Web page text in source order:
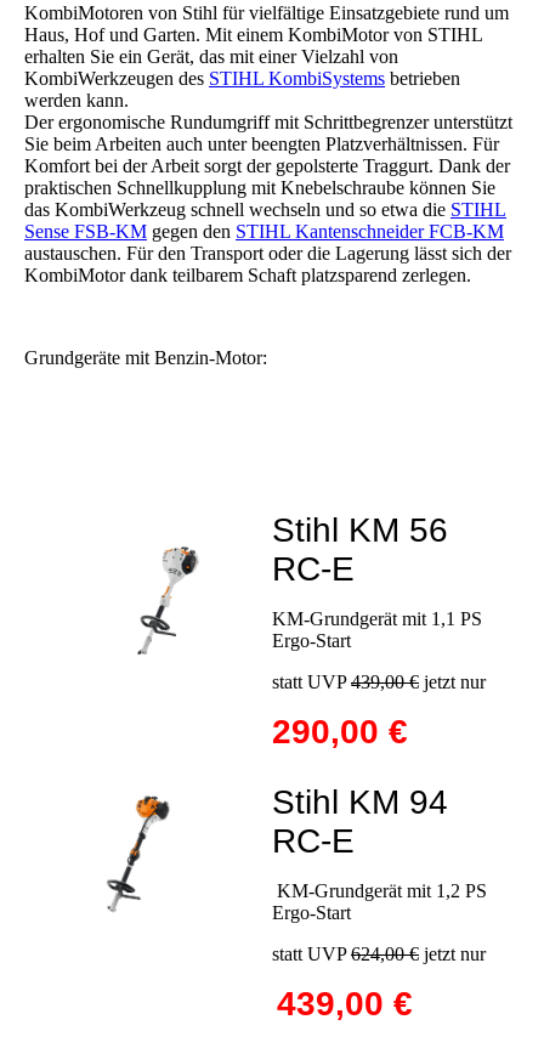
KombiMotoren von Stihl für vielfältige Einsatzgebiete rund um
Haus, Hof und Garten. Mit einem KombiMotor von STIHL
erhalten Sie ein Gerät, das mit einer Vielzahl von
KombiWerkzeugen des STIHL KombiSystems betrieben
werden kann.
Der ergonomische Rundumgriff mit Schrittbegrenzer unterstützt
Sie beim Arbeiten auch unter beengten Platzverhältnissen. Für
Komfort bei der Arbeit sorgt der gepolsterte Traggurt. Dank der
praktischen Schnellkupplung mit Knebelschraube können Sie
das KombiWerkzeug schnell wechseln und so etwa die STIHL
Sense FSB-KM gegen den STIHL Kantenschneider FCB-KM
austauschen. Für den Transport oder die Lagerung lässt sich der
KombiMotor dank teilbarem Schaft platzsparend zerlegen.
Grundgeräte mit Benzin-Motor:
Stihl KM 56
RC-E
KM-Grundgerät mit 1,1 PS
Ergo-Start
statt UVP439,00 € jetzt nur
290,00 €
Stihl KM 94
RC-E
KM-Grundgerät mit 1,2 PS
Ergo-Start
statt UVP624,00 € jetzt nur
439,00 €